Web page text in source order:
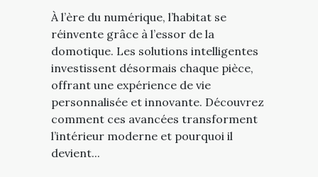
À l’ère du numérique, l’habitat se
réinvente grâce à l’essor de la
domotique. Les solutions intelligentes
investissent désormais chaque pièce,
offrant une expérience de vie
personnalisée et innovante. Découvrez
comment ces avancées transforment
l’intérieur moderne et pourquoi il
devient...